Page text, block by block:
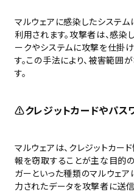
マルウェアに感染したシステム
利用されます。攻撃者は、感染
ークやシステムに攻撃を仕掛
す。この手法により、被害範囲
す。
⚠️クレジットカードやパ
マルウェアは、クレジットカー
報を窃取することが主な目的
ガーといった種類のマルウェア
力されたデータを攻撃者に送